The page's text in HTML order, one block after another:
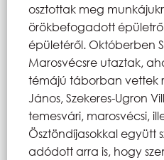
osztottak meg
örökbefogadott
épületéről. Októberben
Marosvécsre utaztak,
témájú táborban vettek
János, Szekeres-Ugron
temesvári, marosvécsi,
Ösztöndíjasokkal együtt
adódott arra is, hogy